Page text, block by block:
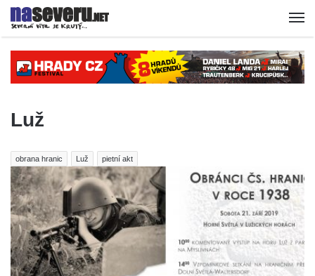
Luž
obrana hranic Luž pietní akt